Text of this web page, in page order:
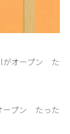
がオープン た
ープン たった